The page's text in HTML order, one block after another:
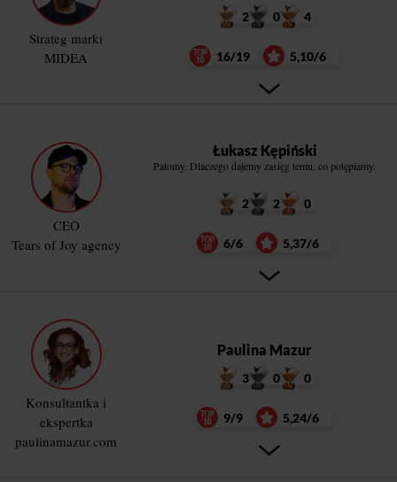
Strateg marki
MIDEA
2 0 4
16/19 5,10/6
CEO
Tears of Joy agency
Łukasz Kępiński
Patomy. Dlaczego dajemy zasięg temu, co potępiamy.
2 2 0
6/6 5,37/6
Konsultantka i
ekspertka
paulinamazur.com
Paulina Mazur
3 0 0
9/9 5,24/6